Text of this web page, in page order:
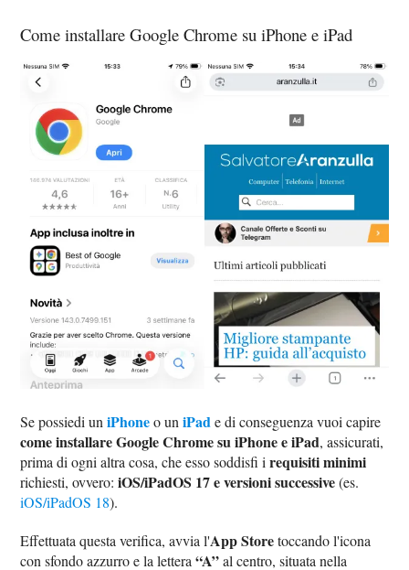
Come installare Google Chrome su iPhone e iPad
Se possiedi uniPhoneo uniPade di conseguenza vuoi capire
come installare Google Chrome su iPhone e iPad, assicurati,
prima di ogni altra cosa, che esso soddisfi irequisiti minimi
richiesti, ovvero:iOS/iPadOS 17 e versioni successive(es.
iOS/iPadOS 18).
Effettuata questa verifica, avvia l'App Storetoccando l'icona
con sfondo azzurro e la lettera“A”al centro, situata nella